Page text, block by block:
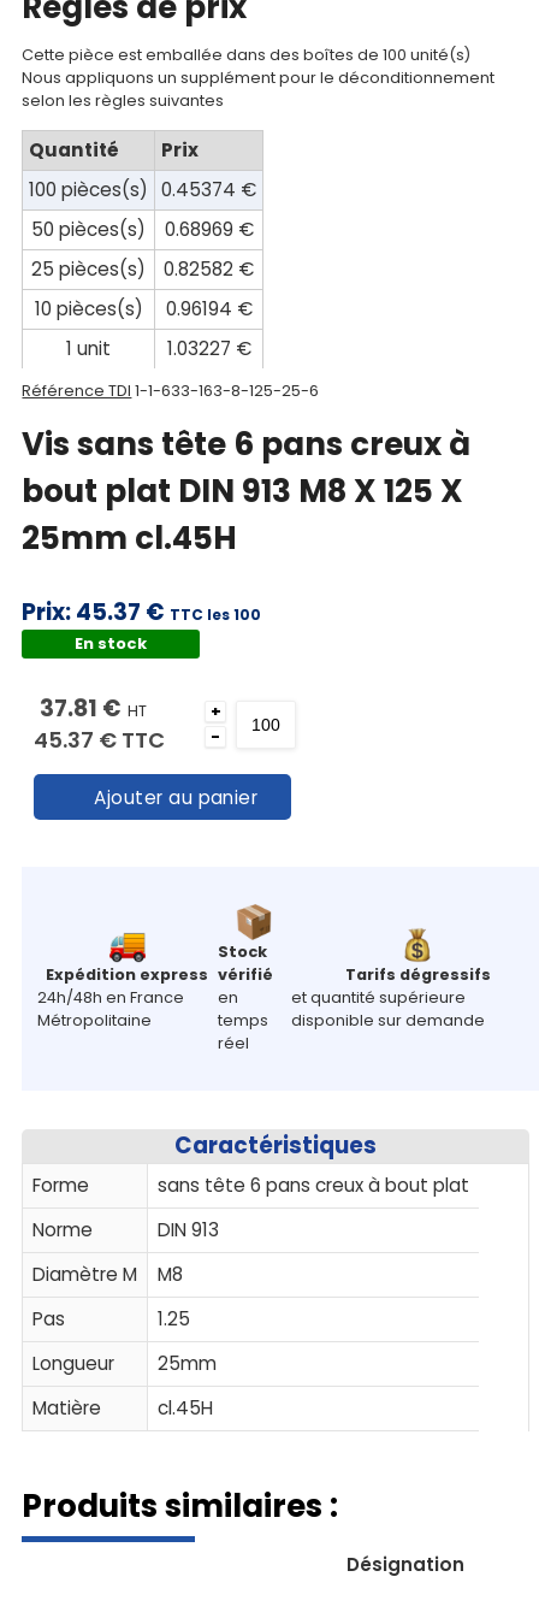
compte
Mon
panier
Contact
Cette pièce est emballée dans des boîtes de 100 unité(s)
Nous appliquons un supplément pour le déconditionnement
selon les règles suivantes
Quantité
Prix
100 pièces(s)
0.45374 €
50 pièces(s)
0.68969 €
25 pièces(s)
0.82582 €
10 pièces(s)
0.96194 €
1 unit
1.03227 €
Référence TDI 1-1-633-163-8-125-25-6
Vis sans tête 6 pans creux à
bout plat DIN 913 M8 X 125 X
25mm cl.45H
Prix:45.37 € TTC les 100
En stock
37.81 € HT
45.37 € TTC
+
-
Ajouter au panier
Expédition express
24h/48h en France
Métropolitaine
Stock
vérifié
en
temps
réel
Tarifs dégressifs
et quantité supérieure
disponible sur demande
Caractéristiques
Forme
sans tête 6 pans creux à bout plat
Norme
DIN 913
Diamètre M
M8
Pas
1.25
Longueur
25mm
Matière
cl.45H
Produits similaires :
Désignation